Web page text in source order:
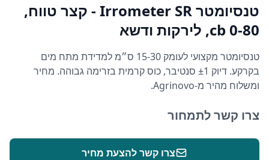
טנסיומטר Irrometer SR - קצר טווח,
0-80 cb, לירקות ודשא
טנסיומטר מקצועי לעומק 15-30 ס״מ למדידת מתח מים
בקרקע. דיוק ±1 סנטיבר, כוס קרמית בזרימה גבוהה. מחיר
ומשלוח מהיר מ-Agrinovo.
צרו קשר לתמחור
צרו קשר להצעת מחיר